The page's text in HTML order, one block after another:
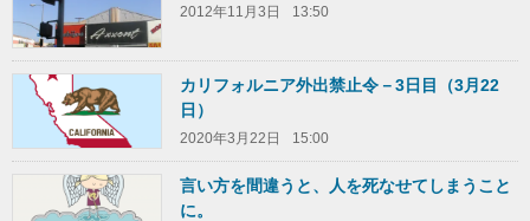
2012年11月3日 13:50
カリフォルニア外出禁止令－3日目（3月22
日）
2020年3月22日 15:00
言い方を間違うと、人を死なせてしまうこと
に。